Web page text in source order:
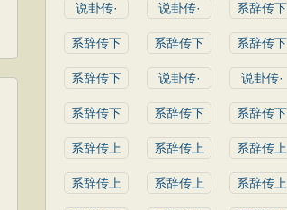
说卦传· 说卦传· 系辞传下
系辞传下 系辞传下 系辞传下
系辞传下 说卦传· 说卦传·
系辞传下 系辞传下 系辞传下
系辞传上 系辞传上 系辞传上
系辞传上 系辞传上 系辞传上